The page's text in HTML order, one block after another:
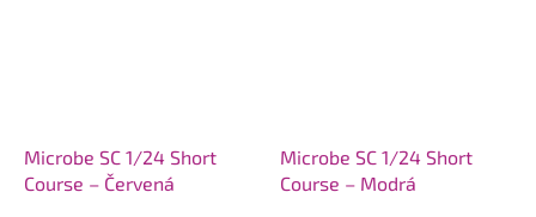
Microbe SC 1/24 Short
Course – Červená
Microbe SC 1/24 Short
Course – Modrá